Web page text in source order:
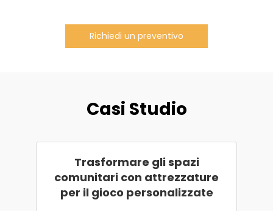
Richiedi un preventivo
Casi Studio
Trasformare gli spazi
comunitari con attrezzature
per il gioco personalizzate